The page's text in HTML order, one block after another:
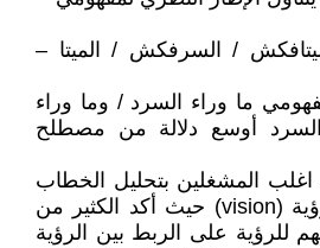
/ السرفكش / الميتا –
ما وراء السرد / وما وراء
السرد أوسع دلالة من مصطلح
اغلب المشغلين بتحليل الخطاب
السردي في حقوله الرؤية (vision) حيث أكد الكثير من
للرؤية على الربط بين الرؤية